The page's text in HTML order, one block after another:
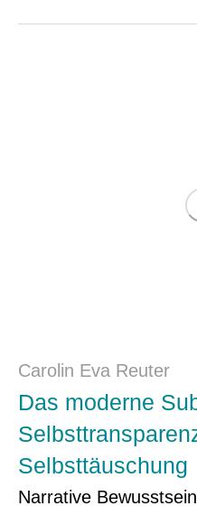
Carolin Eva Reuter
Das moderne
Selbsttäuschung
Narrative